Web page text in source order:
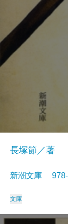
長塚節／著
新潮文庫
文庫